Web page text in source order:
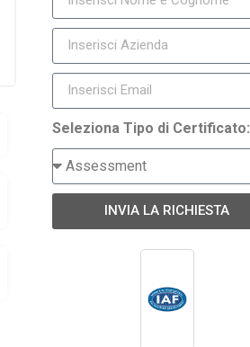
Seleziona Tipo di Certificato:
INVIA LA RICHIESTA